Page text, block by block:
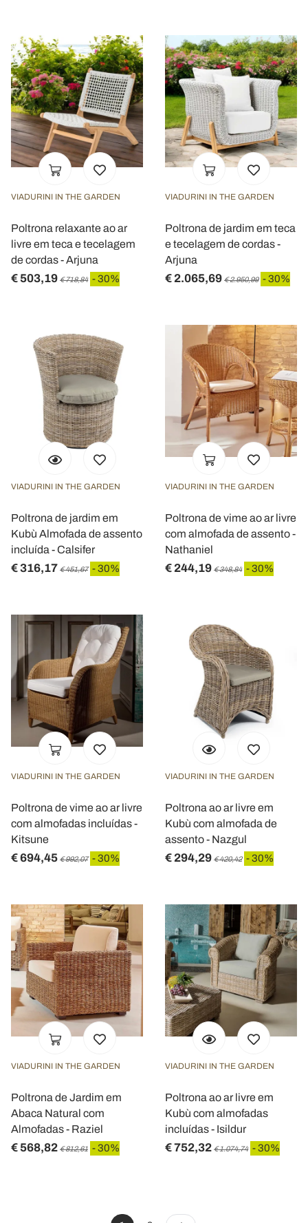
VIADURINI IN THE GARDEN
Poltrona relaxante ao ar
livre em teca e tecelagem
de cordas - Arjuna
€ 503,19 € 718,84 - 30%
VIADURINI IN THE GARDEN
Poltrona de jardim em teca
e tecelagem de cordas -
Arjuna
€ 2.065,69 € 2.950,99 - 30%
VIADURINI IN THE GARDEN
Poltrona de jardim em
Kubù Almofada de assento
incluída - Calsifer
€ 316,17 € 451,67 - 30%
VIADURINI IN THE GARDEN
Poltrona de vime ao ar livre
com almofada de assento -
Nathaniel
€ 244,19 € 348,84 - 30%
VIADURINI IN THE GARDEN
Poltrona de vime ao ar livre
com almofadas incluídas -
Kitsune
€ 694,45 € 992,07 - 30%
VIADURINI IN THE GARDEN
Poltrona ao ar livre em
Kubù com almofada de
assento - Nazgul
€ 294,29 € 420,42 - 30%
VIADURINI IN THE GARDEN
Poltrona de Jardim em
Abaca Natural com
Almofadas - Raziel
€ 568,82 € 812,61 - 30%
VIADURINI IN THE GARDEN
Poltrona ao ar livre em
Kubù com almofadas
incluídas - Isildur
€ 752,32 € 1.074,74 - 30%